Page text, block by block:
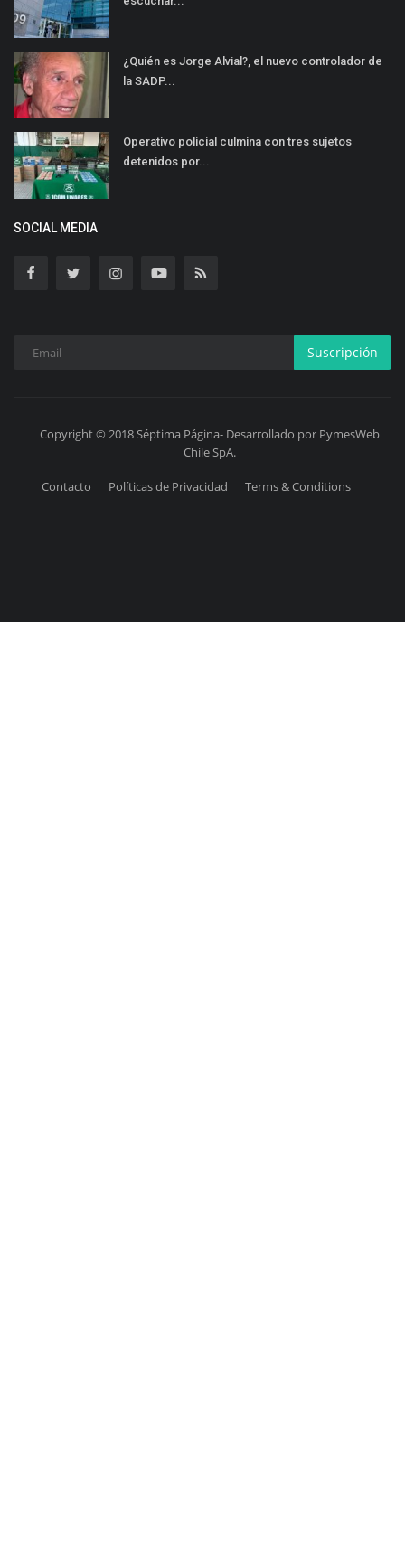
¿Quién es Jorge Alvial?, el nuevo controlador de
la SADP...
Operativo policial culmina con tres sujetos
detenidos por...
SOCIAL MEDIA
Suscripción
Copyright © 2018 Séptima Página- Desarrollado por PymesWeb
Chile SpA.
Contacto Políticas de Privacidad Terms & Conditions